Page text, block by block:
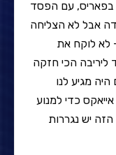
עם הפסד
אבל לא הצליחה
לא לוקח את
הכי חזקה
מגיע לנו
כדי למנוע
יש נגררות